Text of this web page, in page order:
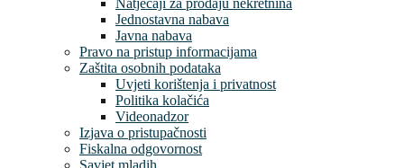
Jednostavna nabava
Javna nabava
Pravo na pristup informacijama
Zaštita osobnih podataka
Uvjeti korištenja i privatnost
Politika kolačića
Videonadzor
Izjava o pristupačnosti
Fiskalna odgovornost
Savjet mladih